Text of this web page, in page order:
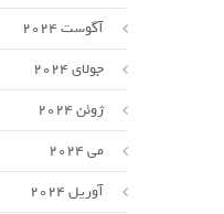
آگوست 2024
جولای 2024
ژوئن 2024
می 2024
آوریل 2024